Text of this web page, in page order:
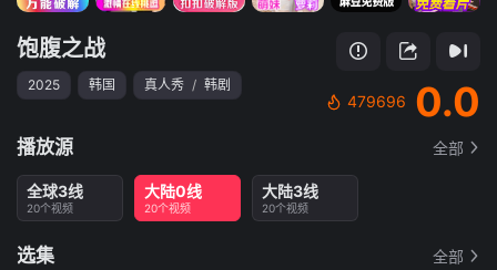
饱腹之战
2025 韩国 真人秀 / 韩剧
479696 0.0
播放源 全部
全球3线
20个视频
大陆0线
20个视频
大陆3线
20个视频
选集 全部